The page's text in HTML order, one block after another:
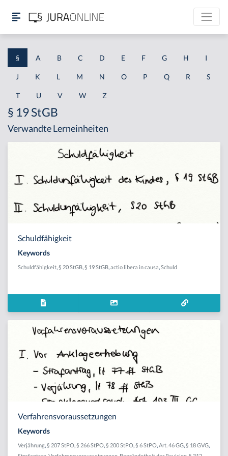
§ A B C D E F G H I
J K L M N O P Q R S
T U V W Z
§ 19 StGB
Verwandte Lerneinheiten
Schuldfähigkeit
Keywords
Schuldfähigkeit § 20 StGB § 19 StGB actio libera in causa Schuld
Verfahrensvoraussetzungen
Keywords
Verjährung § 207 StPO § 266 StPO § 200 StPO § 6 StPO Art. 46 GG § 18 GVG